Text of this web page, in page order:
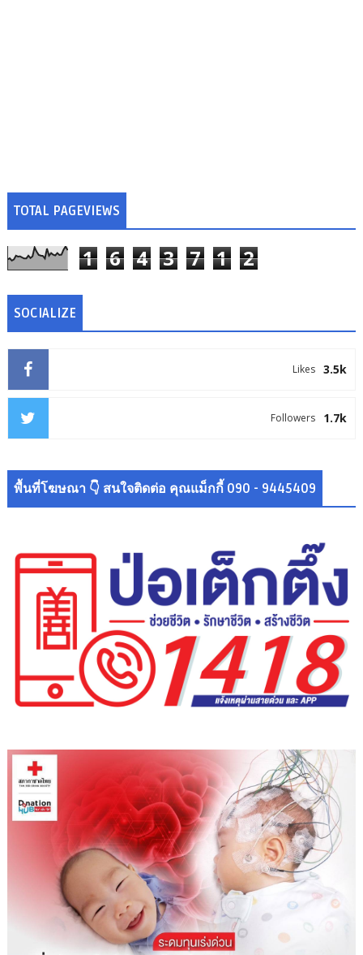
TOTAL PAGEVIEWS
1 6 4 3 7 1 2
SOCIALIZE
3.5k
Likes
1.7k
Followers
พื้นที่โฆษณา 👇 สนใจติดต่อ คุณแม็กกี้ 090 - 9445409